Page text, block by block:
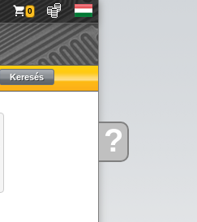
Kérdése?
0